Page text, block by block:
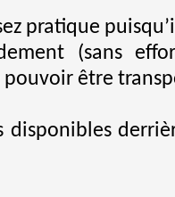
pratique
(sans
pouvoir être
disponibles